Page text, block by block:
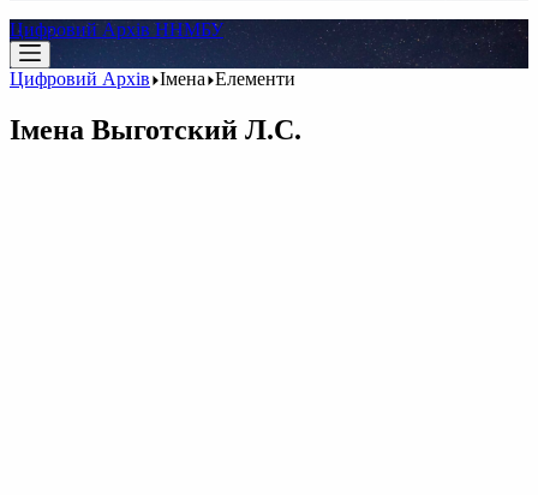
Цифровий Архів ННМБУ
Цифровий Архів Імена Елементи
Імена Выготский Л.С.